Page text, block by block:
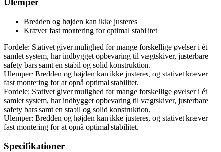
Ulemper
Bredden og højden kan ikke justeres
Kræver fast montering for optimal stabilitet
Fordele: Stativet giver mulighed for mange forskellige øvelser i ét
samlet system, har indbygget opbevaring til vægtskiver, justerbare
safety bars samt en stabil og solid konstruktion.
Ulemper: Bredden og højden kan ikke justeres, og stativet kræver
fast montering for at opnå optimal stabilitet.
Fordele: Stativet giver mulighed for mange forskellige øvelser i ét
samlet system, har indbygget opbevaring til vægtskiver, justerbare
safety bars samt en stabil og solid konstruktion.
Ulemper: Bredden og højden kan ikke justeres, og stativet kræver
fast montering for at opnå optimal stabilitet.
Specifikationer